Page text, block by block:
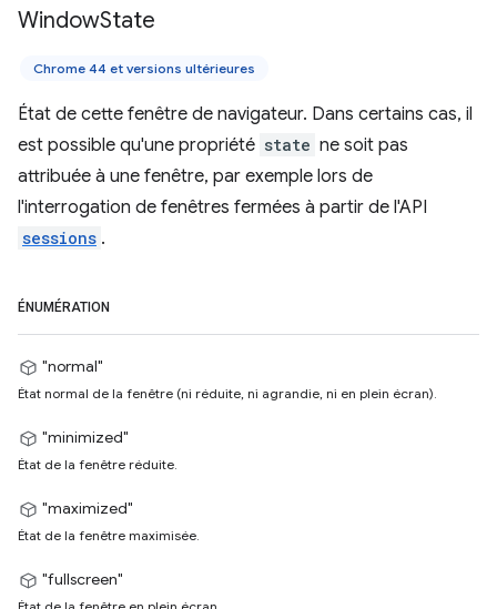
WindowState
Chrome 44 et versions ultérieures
État de cette fenêtre de navigateur. Dans certains cas, il
est possible qu'une propriété state ne soit pas
attribuée à une fenêtre, par exemple lors de
l'interrogation de fenêtres fermées à partir de l'API
sessions .
ÉNUMÉRATION
"normal"
État normal de la fenêtre (ni réduite, ni agrandie, ni en plein écran).
"minimized"
État de la fenêtre réduite.
"maximized"
État de la fenêtre maximisée.
"fullscreen"